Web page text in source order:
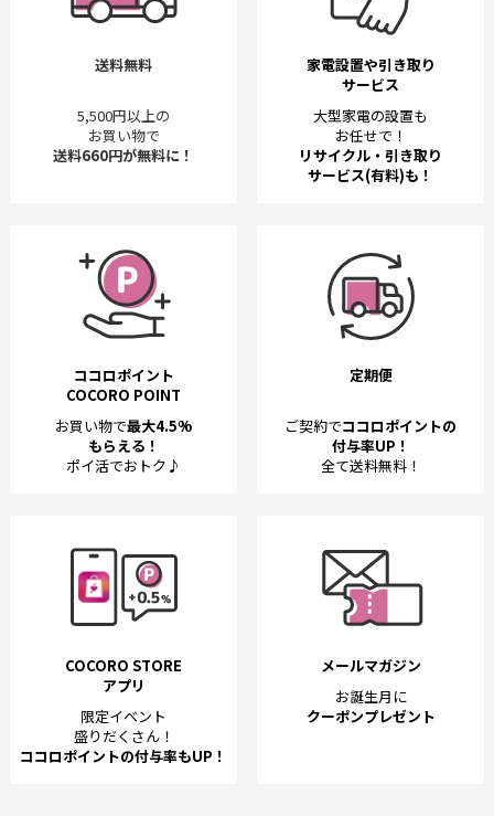
送料無料
5,500円以上の
お買い物で
送料660円が無料に！
家電設置や引き取り
サービス
大型家電の設置も
お任せで！
リサイクル・引き取り
サービス(有料)も！
ココロポイント
COCORO POINT
お買い物で最大4.5%
もらえる！
ポイ活でおトク♪
定期便
ご契約でココロポイントの
付与率UP！
全て送料無料！
COCORO STORE
アプリ
限定イベント
盛りだくさん！
ココロポイントの付与率もUP！
メールマガジン
お誕生月に
クーポンプレゼント